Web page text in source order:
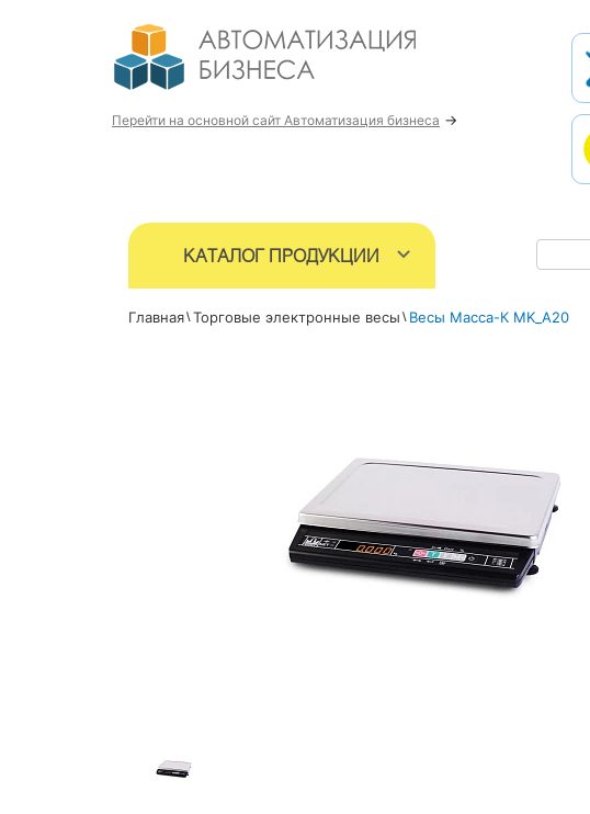
Перейти на основной сайт Автоматизация бизнеса →
КАТАЛОГ ПРОДУКЦИИ
Главная Торговые электронные весы Весы Масса-К MK_A20